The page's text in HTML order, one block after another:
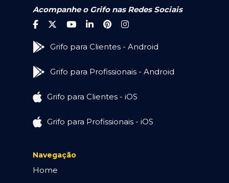
Acompanhe o Grifo nas Redes Sociais
Grifo para Clientes - Android
Grifo para Profissionais - Android
Grifo para Clientes - iOS
Grifo para Profissionais - iOS
Navegação
Home